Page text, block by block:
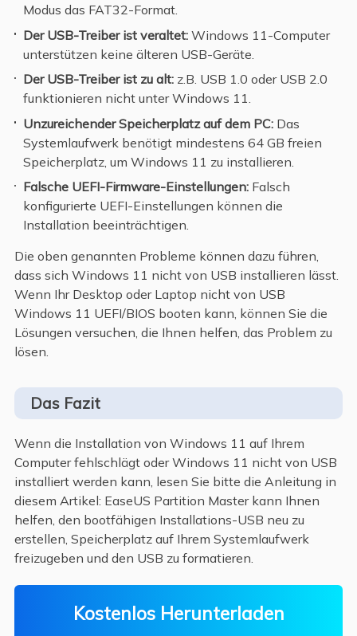
Modus das FAT32-Format.
Der USB-Treiber ist veraltet:Windows 11-Computer
unterstützen keine älteren USB-Geräte.
Der USB-Treiber ist zu alt: z.B. USB 1.0 oder USB 2.0
funktionieren nicht unter Windows 11.
Unzureichender Speicherplatz auf dem PC: Das
Systemlaufwerk benötigt mindestens 64 GB freien
Speicherplatz, um Windows 11 zu installieren.
Falsche UEFI-Firmware-Einstellungen: Falsch
konfigurierte UEFI-Einstellungen können die
Installation beeinträchtigen.
Die oben genannten Probleme können dazu führen,
dass sich Windows 11 nicht von USB installieren lässt.
Wenn Ihr Desktop oder Laptop nicht von USB
Windows 11 UEFI/BIOS booten kann, können Sie die
Lösungen versuchen, die Ihnen helfen, das Problem zu
lösen.
Das Fazit
Wenn die Installation von Windows 11 auf Ihrem
Computer fehlschlägt oder Windows 11 nicht von USB
installiert werden kann, lesen Sie bitte die Anleitung in
diesem Artikel: EaseUS Partition Master kann Ihnen
helfen, den bootfähigen Installations-USB neu zu
erstellen, Speicherplatz auf Ihrem Systemlaufwerk
freizugeben und den USB zu formatieren.
Kostenlos Herunterladen